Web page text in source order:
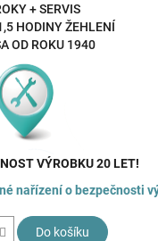
+ SERVIS
HODINY ŽEHLENÍ
OD ROKU 1940
VÝROBKU 20 LET!
nařízení o bezpečnosti
Do košíku